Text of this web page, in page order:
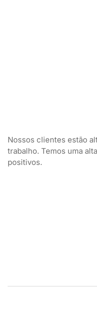
Nossos clientes estão
trabalho. Temos uma
positivos.